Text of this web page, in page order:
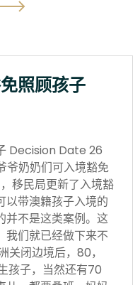
照顾孩子
Decision Date 26
爷奶奶们可入境豁免
移民局更新了入境豁
以带澳籍孩子入境的
并不是这类案例。这
我们就已经做下来不
关闭边境后，80，
孩子，当然还有70